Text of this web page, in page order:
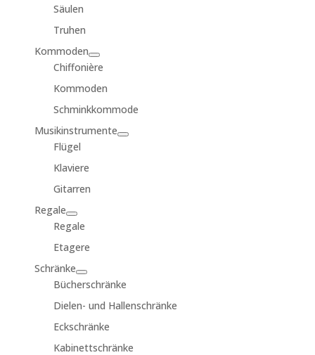
Säulen
Truhen
Kommoden
Chiffonière
Kommoden
Schminkkommode
Musikinstrumente
Flügel
Klaviere
Gitarren
Regale
Regale
Etagere
Schränke
Bücherschränke
Dielen- und Hallenschränke
Eckschränke
Kabinettschränke